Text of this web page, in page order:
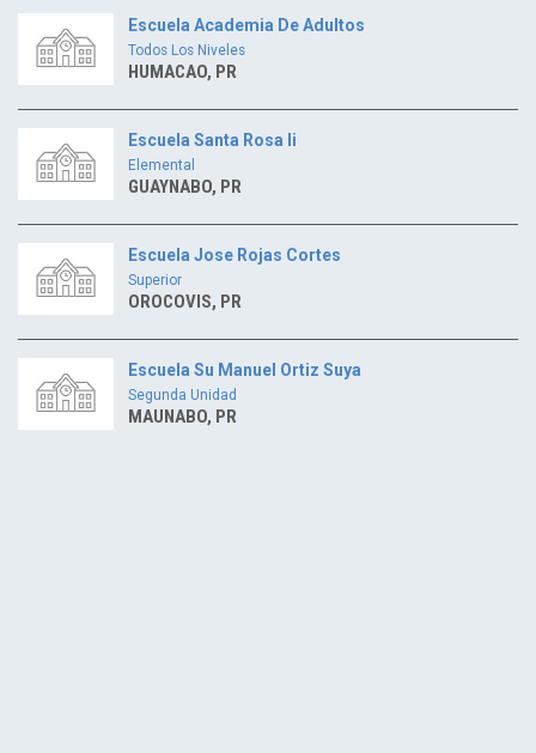
Escuela Academia De Adultos
Todos Los Niveles
HUMACAO, PR
Escuela Santa Rosa Ii
Elemental
GUAYNABO, PR
Escuela Jose Rojas Cortes
Superior
OROCOVIS, PR
Escuela Su Manuel Ortiz Suya
Segunda Unidad
MAUNABO, PR